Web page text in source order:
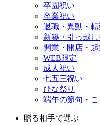
卒園祝い
卒業祝い
退職・異動・
新築・引っ越し
開業・開店・
WEB限定
成人祝い
七五三祝い
ひな祭り
端午の節句・こ
贈る相手で選ぶ